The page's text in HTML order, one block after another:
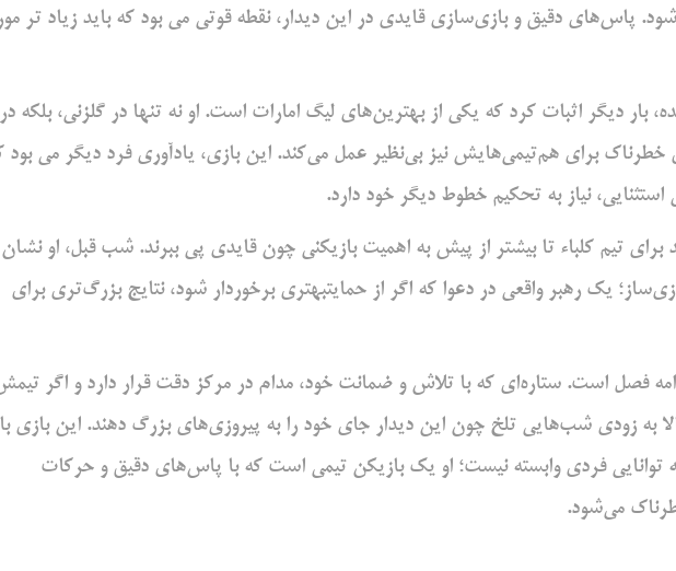
پاس‌های دقیق و بازی‌سازی قایدی در این دیدار، نقطه قوتی می بود که باید زیاد تر
بار دیگر اثبات کرد که یکی از بهترین‌های لیگ امارات است. او نه تنها در گلزنی، بلکه در
برای هم‌تیمی‌هایش نیز بی‌نظیر عمل می‌کند. این بازی، یادآوری فرد دیگر می بود
استثنایی، نیاز به تحکیم خطوط دیگر خود دارد.
برای تیم کلباء تا بیشتر از پیش به اهمیت بازیکنی چون قایدی پی ببرند. شب قبل، او نشان
یک رهبر واقعی در دعوا که اگر از حمایتبهتری برخوردار شود، نتایج بزرگ‌تری برای
فصل است. ستاره‌ای که با تلاش و ضمانت خود، مدام در مرکز دقت قرار دارد و اگر
به زودی شب‌هایی تلخ چون این دیدار جای خود را به پیروزی‌های بزرگ دهند. این بازی
توانایی فردی وابسته نیست؛ او یک بازیکن تیمی است که با پاس‌های دقیق و حرکات
می‌شود.